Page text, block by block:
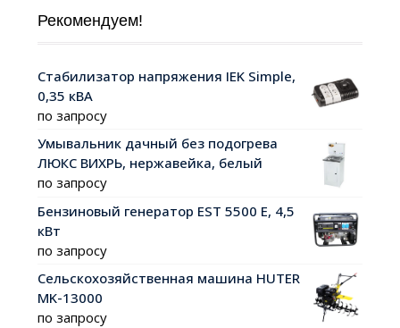
Рекомендуем!
Стабилизатор напряжения IEK Simple,
0,35 кВА
по запросу
Умывальник дачный без подогрева
ЛЮКС ВИХРЬ, нержавейка, белый
по запросу
Бензиновый генератор EST 5500 Е, 4,5
кВт
по запросу
Сельскохозяйственная машина HUTER
MK-13000
по запросу